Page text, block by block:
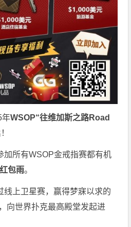
年WSOP“往维加斯之路Road
加所有WSOP金戒指赛都有机
包雨。
线上卫星赛，赢得梦寐以求的
向世界扑克最高殿堂发起进